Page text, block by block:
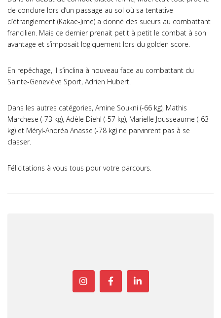
de conclure lors d’un passage au sol où sa tentative
d’étranglement (Kakae-Jime) a donné des sueurs au combattant
francilien. Mais ce dernier prenait petit à petit le combat à son
avantage et s’imposait logiquement lors du golden score.
En repêchage, il s’inclina à nouveau face au combattant du
Sainte-Geneviève Sport, Adrien Hubert.
Dans les autres catégories, Amine Soukni (-66 kg), Mathis
Marchese (-73 kg), Adèle Diehl (-57 kg), Marielle Jousseaume (-63
kg) et Méryl-Andréa Anasse (-78 kg) ne parvinrent pas à se
classer.
Félicitations à vous tous pour votre parcours.